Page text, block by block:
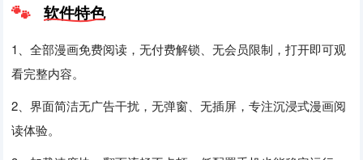
软件特色
1、全部漫画免费阅读，无付费解锁、无会员限制，打开即可观
看完整内容。
2、界面简洁无广告干扰，无弹窗、无插屏，专注沉浸式漫画阅
读体验。